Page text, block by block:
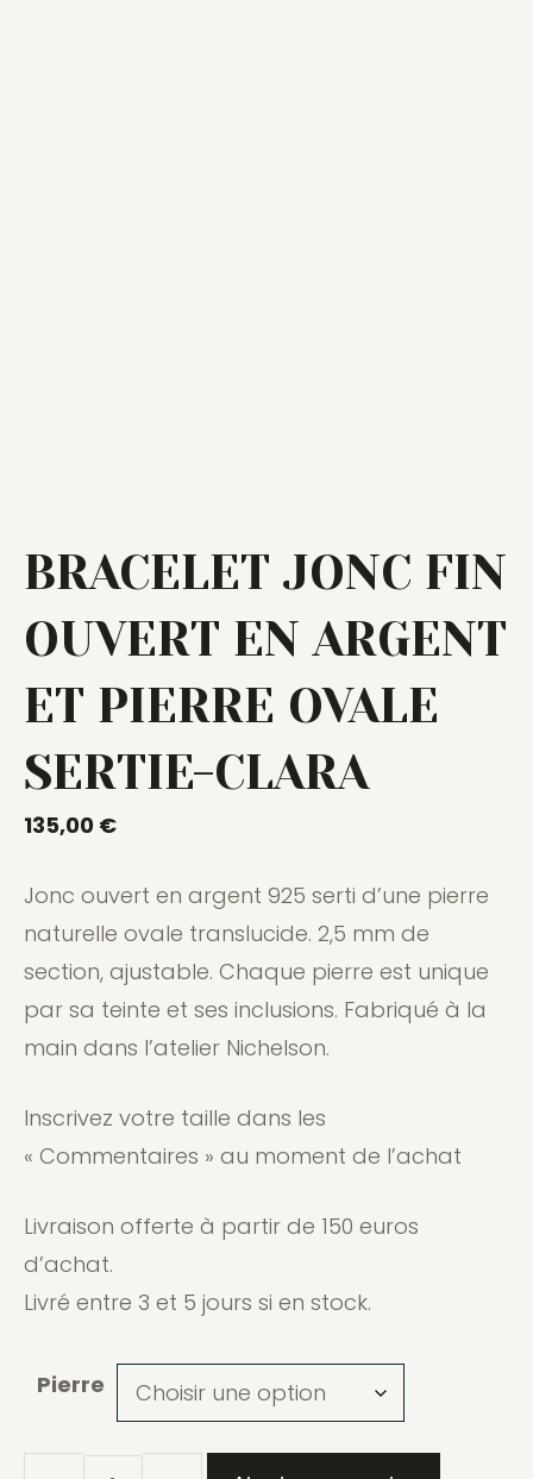
BRACELET JONC FIN
OUVERT EN ARGENT
ET PIERRE OVALE
SERTIE-CLARA
135,00 €
Jonc ouvert en argent 925 serti d’une pierre
naturelle ovale translucide. 2,5 mm de
section, ajustable. Chaque pierre est unique
par sa teinte et ses inclusions. Fabriqué à la
main dans l’atelier Nichelson.
Inscrivez votre taille dans les
« Commentaires » au moment de l’achat
Livraison offerte à partir de 150 euros
d’achat.
Livré entre 3 et 5 jours si en stock.
Pierre